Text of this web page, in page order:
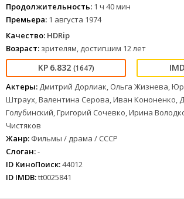
Продолжительность: 1 ч 40 мин
Премьера: 1 августа 1974
Качество: HDRip
Возраст: зрителям, достигшим 12 лет
6.832 (1647)
Актеры: Дмитрий Дорлиак, Ольга Жизнева,
Штраух, Валентина Серова, Иван Кононенко,
Голубинский, Григорий Сочевко, Ирина
Чистяков
Жанр: Фильмы / драма / СССР
Слоган:-
ID КиноПоиск:44012
ID IMDB:tt0025841